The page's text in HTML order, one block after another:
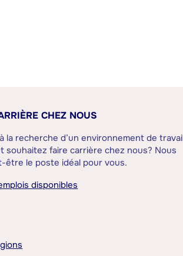
CHEZ NOUS
la recherche d’un environnement de
souhaitez faire carrière chez nous? Nous
être le poste idéal pour vous.
disponibles